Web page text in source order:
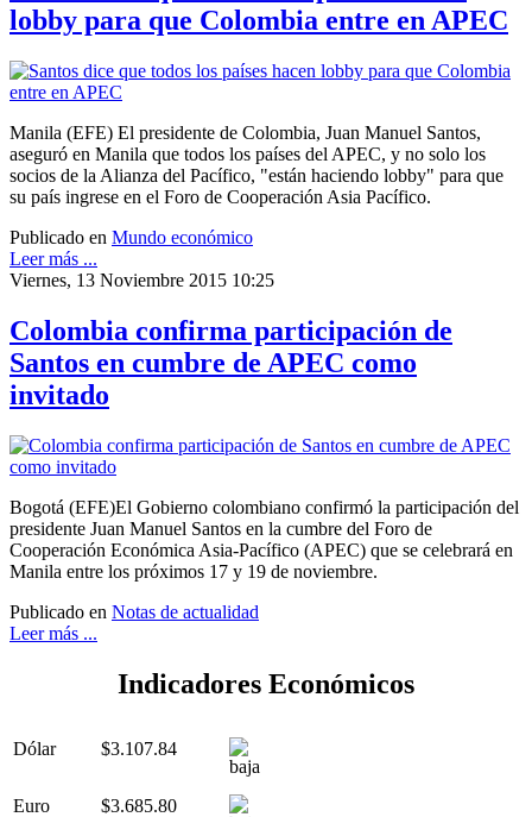
lobby para que Colombia entre en APEC
Manila (EFE) El presidente de Colombia, Juan Manuel Santos,
aseguró en Manila que todos los países del APEC, y no solo los
socios de la Alianza del Pacífico, "están haciendo lobby" para que
su país ingrese en el Foro de Cooperación Asia Pacífico.
Publicado en Mundo económico
Leer más ...
Viernes, 13 Noviembre 2015 10:25
Colombia confirma participación de
Santos en cumbre de APEC como
invitado
Bogotá (EFE)El Gobierno colombiano confirmó la participación del
presidente Juan Manuel Santos en la cumbre del Foro de
Cooperación Económica Asia-Pacífico (APEC) que se celebrará en
Manila entre los próximos 17 y 19 de noviembre.
Publicado en Notas de actualidad
Leer más ...
Indicadores Económicos
Dólar $3.107.84
Euro $3.685.80